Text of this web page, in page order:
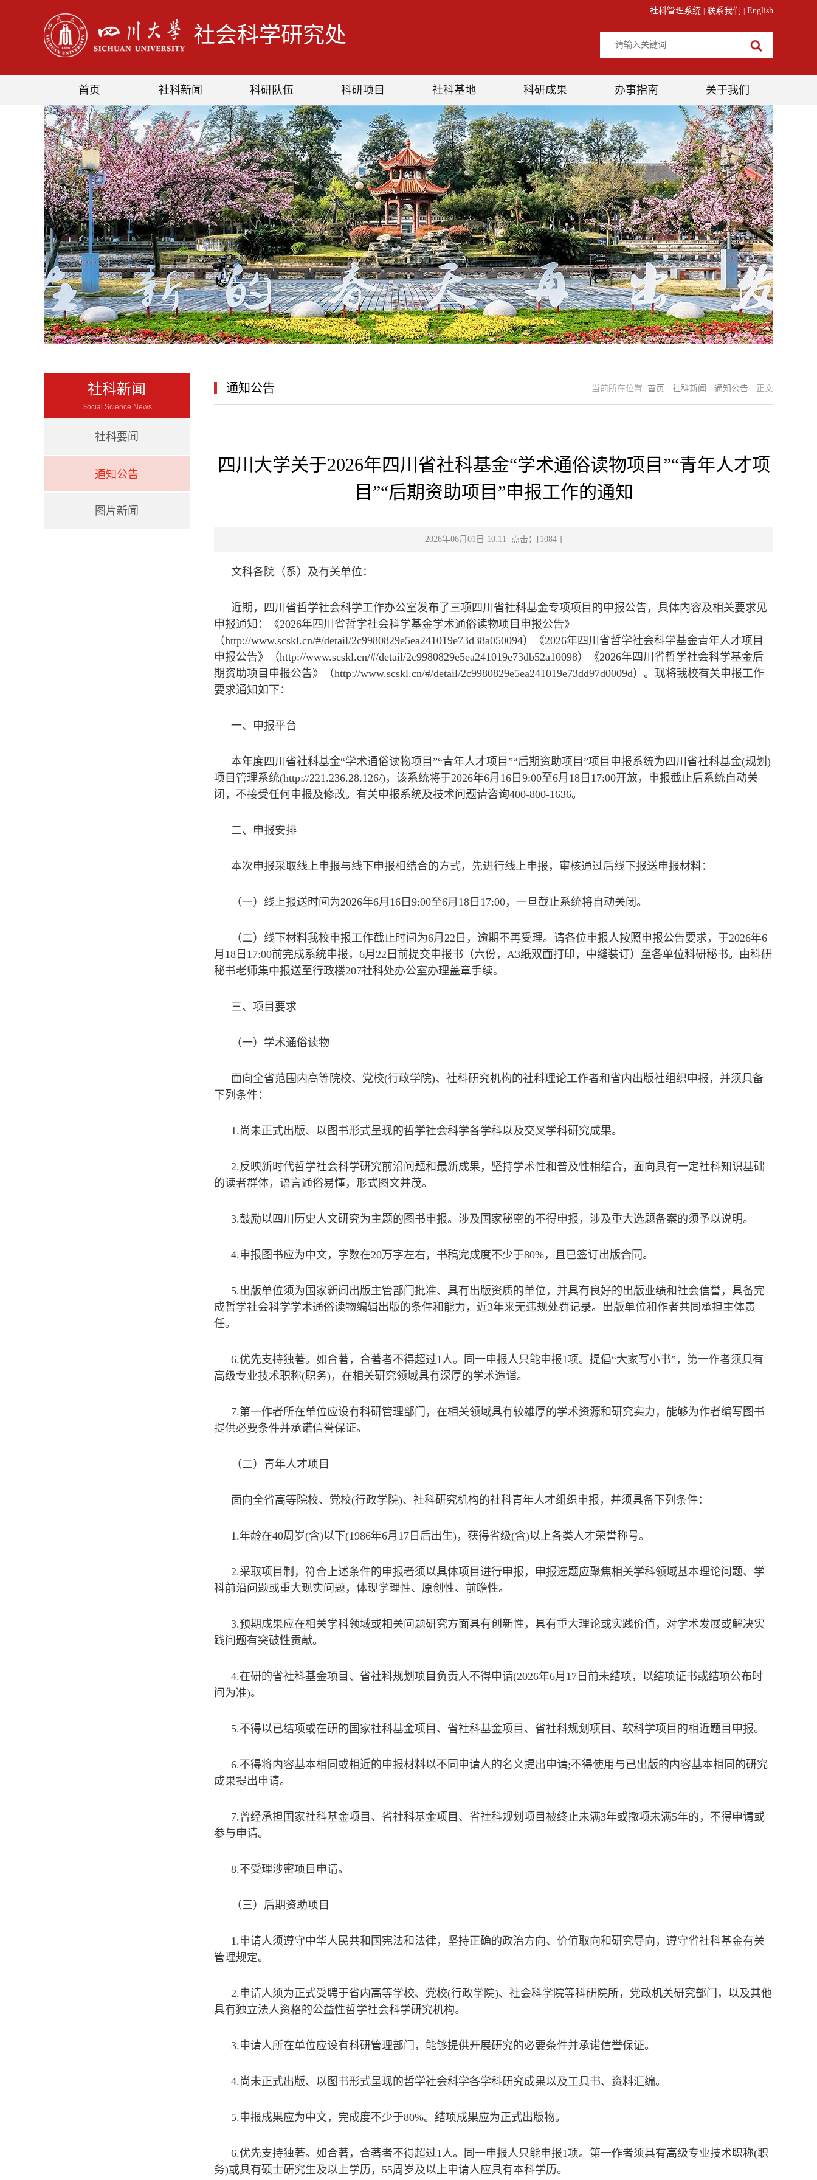
社会科学研究处
社科管理系统 联系我们 English
首页 社科新闻 科研队伍 科研项目 社科基地 科研成果 办事指南 关于我们
社科新闻
Social Science News
社科要闻
通知公告
图片新闻
通知公告 当前所在位置: 首页 - 社科新闻 - 通知公告 - 正文
四川大学关于2026年四川省社科基金“学术通俗读物项目”“青年人才项
目”“后期资助项目”申报工作的通知
2026年06月01日 10:11 点击：[1084 ]
文科各院（系）及有关单位：
近期，四川省哲学社会科学工作办公室发布了三项四川省社科基金专项项目的申报公告，具体内容及相关要求见
申报通知：《2026年四川省哲学社会科学基金学术通俗读物项目申报公告》
（http://www.scskl.cn/#/detail/2c9980829e5ea241019e73d38a050094）《2026年四川省哲学社会科学基金青年人才项目
申报公告》（http://www.scskl.cn/#/detail/2c9980829e5ea241019e73db52a10098）《2026年四川省哲学社会科学基金后
期资助项目申报公告》（http://www.scskl.cn/#/detail/2c9980829e5ea241019e73dd97d0009d）。现将我校有关申报工作
要求通知如下：
一、申报平台
本年度四川省社科基金“学术通俗读物项目”“青年人才项目”“后期资助项目”项目申报系统为四川省社科基金(规划)
项目管理系统(http://221.236.28.126/)，该系统将于2026年6月16日9:00至6月18日17:00开放，申报截止后系统自动关
闭，不接受任何申报及修改。有关申报系统及技术问题请咨询400-800-1636。
二、申报安排
本次申报采取线上申报与线下申报相结合的方式，先进行线上申报，审核通过后线下报送申报材料：
（一）线上报送时间为2026年6月16日9:00至6月18日17:00，一旦截止系统将自动关闭。
（二）线下材料我校申报工作截止时间为6月22日，逾期不再受理。请各位申报人按照申报公告要求，于2026年6
月18日17:00前完成系统申报，6月22日前提交申报书（六份，A3纸双面打印，中缝装订）至各单位科研秘书。由科研
秘书老师集中报送至行政楼207社科处办公室办理盖章手续。
三、项目要求
（一）学术通俗读物
面向全省范围内高等院校、党校(行政学院)、社科研究机构的社科理论工作者和省内出版社组织申报，并须具备
下列条件：
1.尚未正式出版、以图书形式呈现的哲学社会科学各学科以及交叉学科研究成果。
2.反映新时代哲学社会科学研究前沿问题和最新成果，坚持学术性和普及性相结合，面向具有一定社科知识基础
的读者群体，语言通俗易懂，形式图文并茂。
3.鼓励以四川历史人文研究为主题的图书申报。涉及国家秘密的不得申报，涉及重大选题备案的须予以说明。
4.申报图书应为中文，字数在20万字左右，书稿完成度不少于80%，且已签订出版合同。
5.出版单位须为国家新闻出版主管部门批准、具有出版资质的单位，并具有良好的出版业绩和社会信誉，具备完
成哲学社会科学学术通俗读物编辑出版的条件和能力，近3年来无违规处罚记录。出版单位和作者共同承担主体责
任。
6.优先支持独著。如合著，合著者不得超过1人。同一申报人只能申报1项。提倡“大家写小书”，第一作者须具有
高级专业技术职称(职务)，在相关研究领域具有深厚的学术造诣。
7.第一作者所在单位应设有科研管理部门，在相关领域具有较雄厚的学术资源和研究实力，能够为作者编写图书
提供必要条件并承诺信誉保证。
（二）青年人才项目
面向全省高等院校、党校(行政学院)、社科研究机构的社科青年人才组织申报，并须具备下列条件：
1.年龄在40周岁(含)以下(1986年6月17日后出生)，获得省级(含)以上各类人才荣誉称号。
2.采取项目制，符合上述条件的申报者须以具体项目进行申报，申报选题应聚焦相关学科领域基本理论问题、学
科前沿问题或重大现实问题，体现学理性、原创性、前瞻性。
3.预期成果应在相关学科领域或相关问题研究方面具有创新性，具有重大理论或实践价值，对学术发展或解决实
践问题有突破性贡献。
4.在研的省社科基金项目、省社科规划项目负责人不得申请(2026年6月17日前未结项，以结项证书或结项公布时
间为准)。
5.不得以已结项或在研的国家社科基金项目、省社科基金项目、省社科规划项目、软科学项目的相近题目申报。
6.不得将内容基本相同或相近的申报材料以不同申请人的名义提出申请;不得使用与已出版的内容基本相同的研究
成果提出申请。
7.曾经承担国家社科基金项目、省社科基金项目、省社科规划项目被终止未满3年或撤项未满5年的，不得申请或
参与申请。
8.不受理涉密项目申请。
（三）后期资助项目
1.申请人须遵守中华人民共和国宪法和法律，坚持正确的政治方向、价值取向和研究导向，遵守省社科基金有关
管理规定。
2.申请人须为正式受聘于省内高等学校、党校(行政学院)、社会科学院等科研院所，党政机关研究部门，以及其他
具有独立法人资格的公益性哲学社会科学研究机构。
3.申请人所在单位应设有科研管理部门，能够提供开展研究的必要条件并承诺信誉保证。
4.尚未正式出版、以图书形式呈现的哲学社会科学各学科研究成果以及工具书、资料汇编。
5.申报成果应为中文，完成度不少于80%。结项成果应为正式出版物。
6.优先支持独著。如合著，合著者不得超过1人。同一申报人只能申报1项。第一作者须具有高级专业技术职称(职
务)或具有硕士研究生及以上学历，55周岁及以上申请人应具有本科学历。